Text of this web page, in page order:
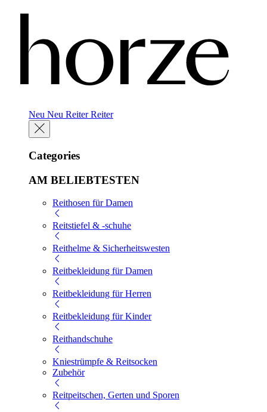
Neu Neu Reiter Reiter
Categories
AM BELIEBTESTEN
Reithosen für Damen
Reitstiefel & -schuhe
Reithelme & Sicherheitswesten
Reitbekleidung für Damen
Reitbekleidung für Herren
Reitbekleidung für Kinder
Reithandschuhe
Kniestrümpfe & Reitsocken
Zubehör
Reitpeitschen, Gerten und Sporen